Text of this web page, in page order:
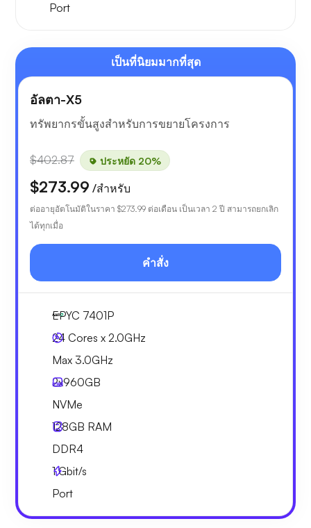
Port
เป็นที่นิยมมากที่สุด
อัลตา-X5
ทรัพยากรขั้นสูงสำหรับการขยายโครงการ
$402.87 ประหยัด 20%
$273.99 /สำหรับ
ต่ออายุอัตโนมัติในราคา $273.99 ต่อเดือน เป็นเวลา 2 ปี สามารถยกเลิก
ได้ทุกเมื่อ
คำสั่ง
EPYC 7401P
24 Cores x 2.0GHz
Max 3.0GHz
2x960GB
NVMe
128GB RAM
DDR4
1Gbit/s
Port